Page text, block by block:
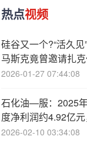
热点视频
硅谷又一个?“活久见
马斯克竟曾邀请扎
参与收购OpenAI
2026-01-27 07:44:08
石化油—服：2025
度净利润约4.92亿
比增加9%
2026-02-10 03:34:08